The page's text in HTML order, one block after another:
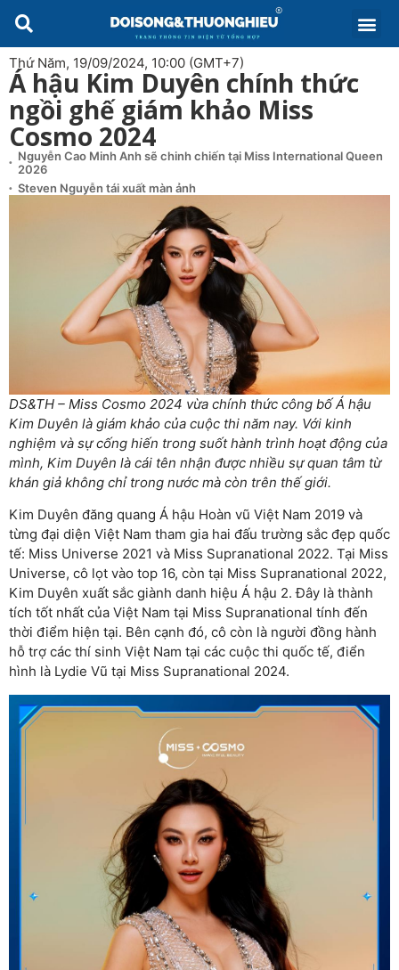
Thứ Năm, 19/09/2024, 10:00 (GMT+7)
Á hậu Kim Duyên chính thức
ngồi ghế giám khảo Miss
Cosmo 2024
Nguyễn Cao Minh Anh sẽ chinh chiến tại Miss International Queen
2026
Steven Nguyễn tái xuất màn ảnh
DS&TH – Miss Cosmo 2024 vừa chính thức công bố Á hậu
Kim Duyên là giám khảo của cuộc thi năm nay. Với kinh
nghiệm và sự cống hiến trong suốt hành trình hoạt động của
mình, Kim Duyên là cái tên nhận được nhiều sự quan tâm từ
khán giả không chỉ trong nước mà còn trên thế giới.
Kim Duyên đăng quang Á hậu Hoàn vũ Việt Nam 2019 và
từng đại diện Việt Nam tham gia hai đấu trường sắc đẹp quốc
tế: Miss Universe 2021 và Miss Supranational 2022. Tại Miss
Universe, cô lọt vào top 16, còn tại Miss Supranational 2022,
Kim Duyên xuất sắc giành danh hiệu Á hậu 2. Đây là thành
tích tốt nhất của Việt Nam tại Miss Supranational tính đến
thời điểm hiện tại. Bên cạnh đó, cô còn là người đồng hành
hỗ trợ các thí sinh Việt Nam tại các cuộc thi quốc tế, điển
hình là Lydie Vũ tại Miss Supranational 2024.